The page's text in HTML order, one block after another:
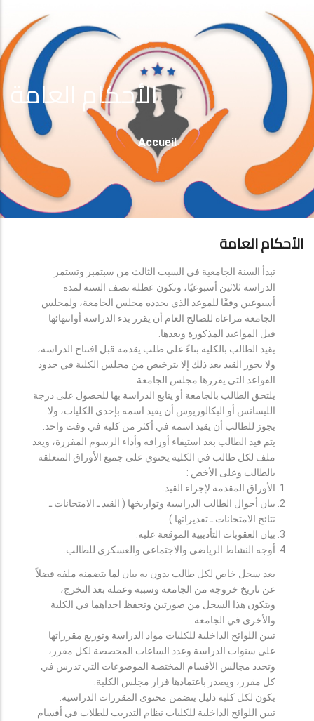
الأحكام العامة
Fil
D'Ariane
Accueil
الأحكام العامة
تبدأ السنة الجامعية في السبت الثالث من سبتمبر وتستمر
الدراسة ثلاثين أسبوعيًا، وتكون عطلة نصف السنة لمدة
أسبوعين وفقًا للموعد الذي يحدده مجلس الجامعة، ولمجلس
الجامعة مراعاة للصالح العام أن يقرر بدء الدراسة أوانتهائها
قبل المواعيد المذكورة وبعدها.
يقيد الطالب بالكلية بناءً على طلب يقدمه قبل افتتاح الدراسة،
ولا يجوز القيد بعد ذلك إلا بترخيص من مجلس الكلية في حدود
القواعد التي يقررها مجلس الجامعة.
يلتحق الطالب بالجامعة أو يتابع الدراسة بها للحصول على درجة
الليسانس أو البكالوريوس أن يقيد اسمه بإحدى الكليات، ولا
يجوز للطالب أن يقيد اسمه في أكثر من كلية في وقت واحد.
يتم قيد الطالب بعد استيفاء أوراقه وأداء الرسوم المقررة، ويعد
ملف لكل طالب في الكلية يحتوي على جميع الأوراق المتعلقة
بالطالب وعلى الأخص :
الأوراق المقدمة لإجراء القيد.
بيان أحوال الطالب الدراسية وتواريخها ( القيد ـ الامتحانات ـ
نتائح الامتحانات ـ تقديراتها ).
بيان العقوبات التأديبية الموقعة عليه.
أوجه النشاط الرياضي والاجتماعي والعسكري للطالب.
يعد سجل خاص لكل طالب يدون به بيان لما يتضمنه ملفه فضلاً
عن تاريخ خروجه من الجامعة وسببه وعمله بعد التخرج،
ويتكون هذا السجل من صورتين وتحفظ احداهما في الكلية
والأخرى في الجامعة.
تبين اللوائح الداخلية للكليات مواد الدراسة وتوزيع مقرراتها
على سنوات الدراسة وعدد الساعات المخصصة لكل مقرر،
وتحدد مجالس الأقسام المختصة الموضوعات التي تدرس في
كل مقرر، ويصدر باعتمادها قرار مجلس الكلية.
يكون لكل كلية دليل يتضمن محتوى المقررات الدراسية.
تبين اللوائح الداخلية للكليات نظام التدريب للطلاب في أقسام